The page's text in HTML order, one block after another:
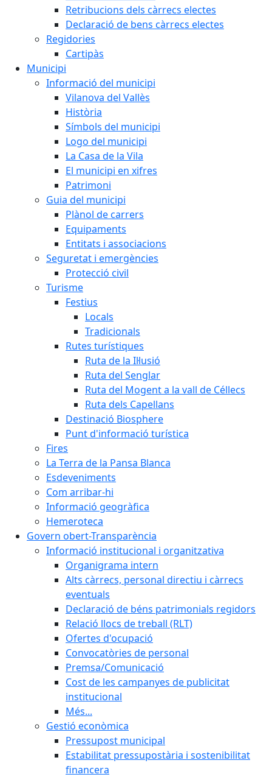
Retribucions dels càrrecs electes
Declaració de bens càrrecs electes
Regidories
Cartipàs
Municipi
Informació del municipi
Vilanova del Vallès
Història
Símbols del municipi
Logo del municipi
La Casa de la Vila
El municipi en xifres
Patrimoni
Guia del municipi
Plànol de carrers
Equipaments
Entitats i associacions
Seguretat i emergències
Protecció civil
Turisme
Festius
Locals
Tradicionals
Rutes turístiques
Ruta de la Il·lusió
Ruta del Senglar
Ruta del Mogent a la vall de Céllecs
Ruta dels Capellans
Destinació Biosphere
Punt d'informació turística
Fires
La Terra de la Pansa Blanca
Esdeveniments
Com arribar-hi
Informació geogràfica
Hemeroteca
Govern obert-Transparència
Informació institucional i organitzativa
Organigrama intern
Alts càrrecs, personal directiu i càrrecs
eventuals
Declaració de béns patrimonials regidors
Relació llocs de treball (RLT)
Ofertes d'ocupació
Convocatòries de personal
Premsa/Comunicació
Cost de les campanyes de publicitat
institucional
Més...
Gestió econòmica
Pressupost municipal
Estabilitat pressupostària i sostenibilitat
financera